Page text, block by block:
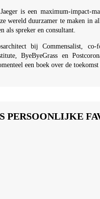
is een maximum-impact-
wereld duurzamer te maken in
als spreker en consultant.
bij Commensalist,
ByeByeGrass en
een boek over de
PERSOONLIJKE